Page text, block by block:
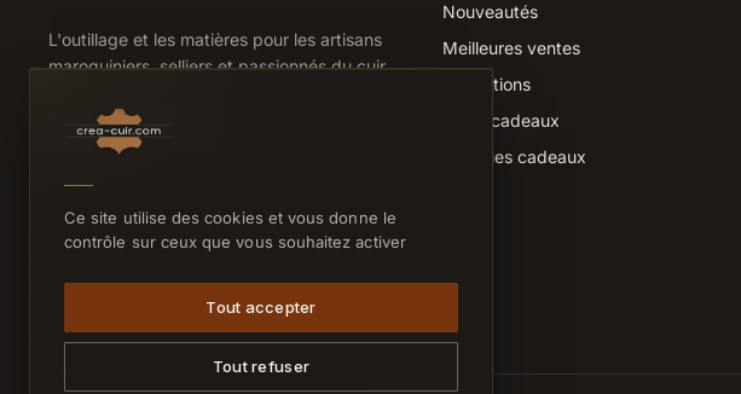
L'outillage et les matières pour les artisans
maroquiniers, selliers et passionnés du cuir.
Nouveautés
Meilleures ventes
Promotions
Idées cadeaux
Chèques cadeaux
Ce site utilise des cookies et vous donne le
contrôle sur ceux que vous souhaitez activer
Tout accepter
Tout refuser